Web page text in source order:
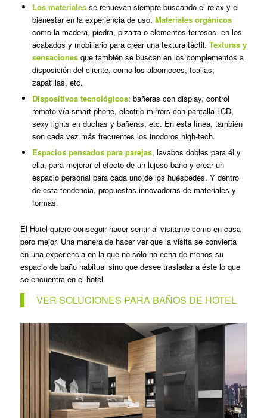
Los materialesse renuevan siempre buscando el relax y el
bienestar en la experiencia de uso. Materiales orgánicos
como la madera, piedra, pizarra o elementos terrosos en los
acabados y mobiliario para crear una textura táctil. Texturas y
sensacionesque también se buscan en los complementos a
disposición del cliente, como los albornoces, toallas,
zapatillas, etc.
Dispositivos tecnológicos: bañeras con display, control
remoto vía smart phone, electric mirrors con pantalla LCD,
sexy lights en duchas y bañeras, etc. En esta línea, también
son cada vez más frecuentes los inodoros high-tech.
Espacios pensados para parejas, lavabos dobles para él y
ella, para mejorar el efecto de un lujoso baño y crear un
espacio personal para cada uno de los huéspedes. Y dentro
de esta tendencia, propuestas innovadoras de materiales y
formas.
El Hotel quiere conseguir hacer sentir al visitante como en casa
pero mejor. Una manera de hacer ver que la visita se convierta
en una experiencia en la que no sólo no echa de menos su
espacio de baño habitual sino que desee trasladar a éste lo que
se encuentra en el hotel.
VER SOLUCIONES PARA BAÑOS DE HOTEL